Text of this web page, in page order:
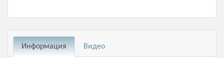
Информация Видео